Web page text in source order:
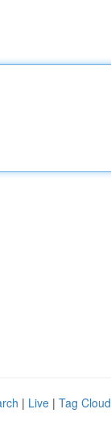
| Live | Tag Cloud